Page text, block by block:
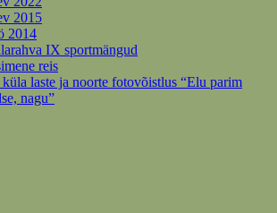
2015
2014
IX sportmängud
reis
küla laste ja noorte fotovõistlus “Elu parim
nagu”